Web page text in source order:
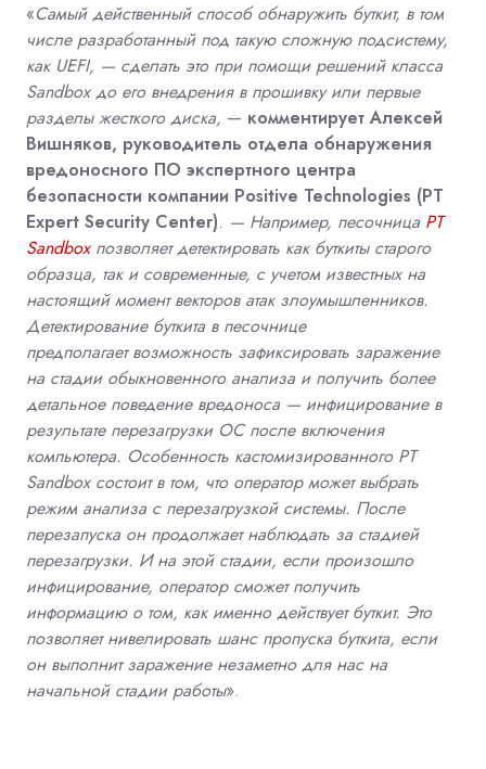
«Самый действенный способ обнаружить буткит, в том
числе разработанный под такую сложную подсистему,
как UEFI, — сделать это при помощи решений класса
Sandboxдо его внедрения в прошивку или первые
разделы жесткого диска, — комментирует Алексей
Вишняков, руководитель отдела обнаружения
вредоносного ПО экспертного центра
безопасности компании Positive Technologies (PT
Expert Security Center). — Например, песочница PT
Sandboxпозволяет детектировать как буткиты старого
образца, так и современные, с учетом известных на
настоящий момент векторов атак злоумышленников.
Детектирование буткита в песочнице
предполагаетвозможность зафиксировать заражение
на стадии обыкновенного анализа и получить более
детальное поведение вредоноса — инфицирование в
результате перезагрузки ОС после включения
компьютера. Особенность кастомизированного PT
Sandbox состоит в том, что оператор может выбрать
режим анализа с перезагрузкой системы. После
перезапуска он продолжает наблюдать за стадией
перезагрузки. И на этой стадии, если произошло
инфицирование, оператор сможет получить
информацию о том, как именно действует буткит. Это
позволяет нивелировать шанс пропуска буткита, если
он выполнит заражение незаметно для нас на
начальной стадии работы».